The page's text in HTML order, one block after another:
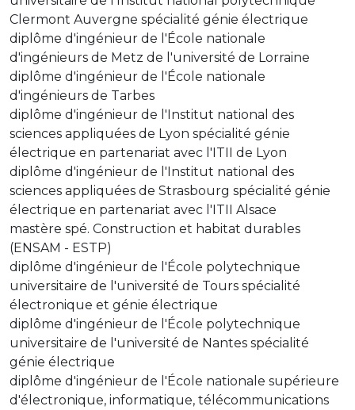
Clermont Auvergne spécialité génie électrique
diplôme d'ingénieur de l'École nationale
d'ingénieurs de Metz de l'université de Lorraine
diplôme d'ingénieur de l'École nationale
d'ingénieurs de Tarbes
diplôme d'ingénieur de l'Institut national des
sciences appliquées de Lyon spécialité génie
électrique en partenariat avec l'ITII de Lyon
diplôme d'ingénieur de l'Institut national des
sciences appliquées de Strasbourg spécialité génie
électrique en partenariat avec l'ITII Alsace
mastère spé. Construction et habitat durables
(ENSAM - ESTP)
diplôme d'ingénieur de l'École polytechnique
universitaire de l'université de Tours spécialité
électronique et génie électrique
diplôme d'ingénieur de l'École polytechnique
universitaire de l'université de Nantes spécialité
génie électrique
diplôme d'ingénieur de l'École nationale supérieure
d'électronique, informatique, télécommunications